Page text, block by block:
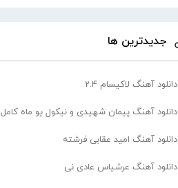
جدیدترین ها
دانلود آهنگ لاکیسام 2.4
دانلود آهنگ پیمان شهیدی و نیکول یو ماه کامل
دانلود آهنگ امید عقابی فرشته
دانلود آهنگ عرشیاس عادی نی